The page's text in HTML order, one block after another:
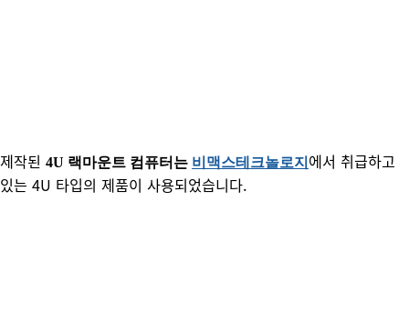
제작된 4U 랙마운트 컴퓨터는 비맥스테크놀로지 에서 취급하고
있는 4U 타입의 제품이 사용되었습니다.